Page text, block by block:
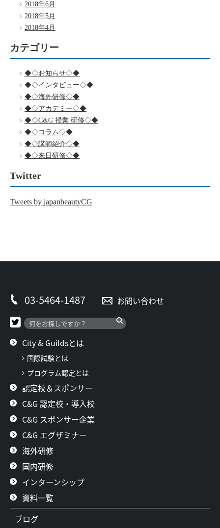
2018年6月
2018年5月
2018年4月
カテゴリー
◆◇お知らせ◇◆
◆◇インタビュー◇◆
◆◇海外研修◇◆
◆◇アカデミー◇◆
◆◇C&G 授業 研修◇◆
◆◇コラム◇◆
◆◇講師紹介◇◆
◆◇来日研修◇◆
Twitter
Tweets by japanbeautyCG
03-5464-1487 お問い合わせ
City & Guildsとは
国際試験とは
プログラム認定とは
認定校＆スポンサー
C&G 認定校・導入校
C&G スポンサー企業
C&G エグザミナー
海外研修
国内研修
インターンシップ
資料一覧
ブログ